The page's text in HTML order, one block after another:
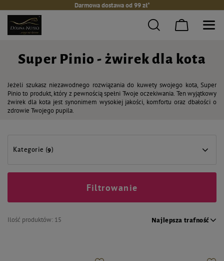
Darmowa dostawa od 99 zł*
Super Pinio - żwirek dla kota
Jeżeli szukasz niezawodnego rozwiązania do kuwety swojego kota, Super
Pinio to produkt, który z pewnością spełni Twoje oczekiwania. Ten wyjątkowy
żwirek dla kota jest synonimem wysokiej jakości, komfortu oraz dbałości o
zdrowie Twojego pupila.
Kategorie (9)
Ilość produktów: 15 Najlepsza trafność
Filtrowanie